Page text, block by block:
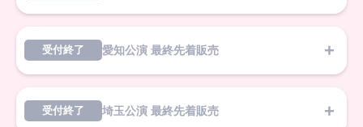
受付終了 愛知公演 最終先着販売
受付終了 埼玉公演 最終先着販売